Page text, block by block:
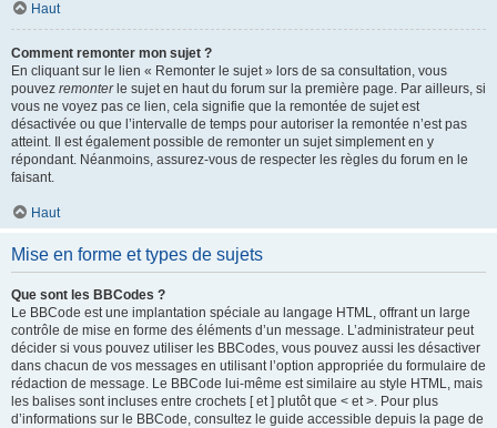
Haut
Comment remonter mon sujet ?
En cliquant sur le lien « Remonter le sujet » lors de sa consultation, vous
pouvez remonterle sujet en haut du forum sur la première page. Par ailleurs, si
vous ne voyez pas ce lien, cela signifie que la remontée de sujet est
désactivée ou que l’intervalle de temps pour autoriser la remontée n’est pas
atteint. Il est également possible de remonter un sujet simplement en y
répondant. Néanmoins, assurez-vous de respecter les règles du forum en le
faisant.
Haut
Mise en forme et types de sujets
Que sont les BBCodes ?
Le BBCode est une implantation spéciale au langage HTML, offrant un large
contrôle de mise en forme des éléments d’un message. L’administrateur peut
décider si vous pouvez utiliser les BBCodes, vous pouvez aussi les désactiver
dans chacun de vos messages en utilisant l’option appropriée du formulaire de
rédaction de message. Le BBCode lui-même est similaire au style HTML, mais
les balises sont incluses entre crochets [ et ] plutôt que < et >. Pour plus
d’informations sur le BBCode, consultez le guide accessible depuis la page de